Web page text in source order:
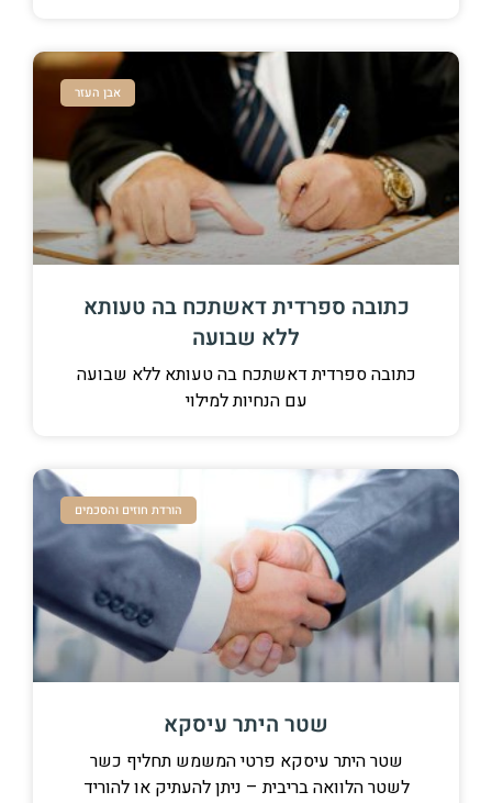
אבן העזר
דאשתכח בה טעותא
דאשתכח בה טעותא ללא שבועה
הורדת חוזים והסכמים
שטר היתר עיסקא
עיסקא פרטי המשמש תחליף כשר
בריבית – ניתן להעתיק או להוריד